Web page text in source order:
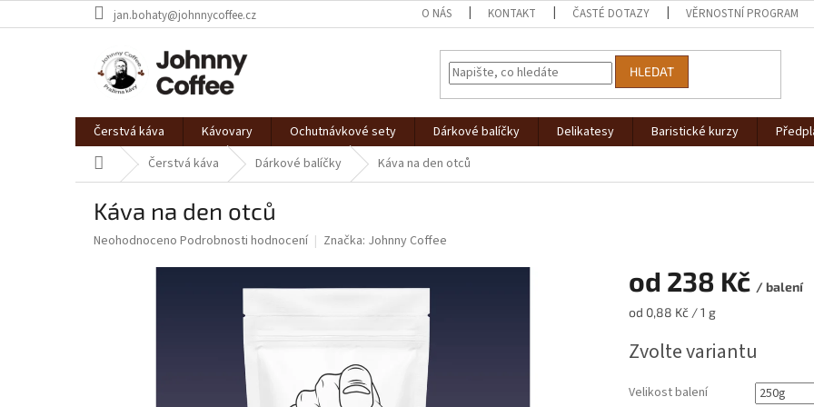
na
jan.bohaty@johnnycoffee.cz O NÁS KONTAKT ČASTÉ DOTAZY VĚRNOSTNÍ PROGRAM
HLEDAT
Čerstvá káva Kávovary Ochutnávkové sety Dárkové balíčky Delikatesy Baristické kurzy
Domů Čerstvá káva Dárkové balíčky Káva na den otců
Káva na den otců
Průměrné
Neohodnoceno Podrobnosti hodnocení Značka: Johnny Coffee
od 238 Kč / balení
Měrná
od 0,88 Kč / 1 g
Zvolte variantu
Velikost balení